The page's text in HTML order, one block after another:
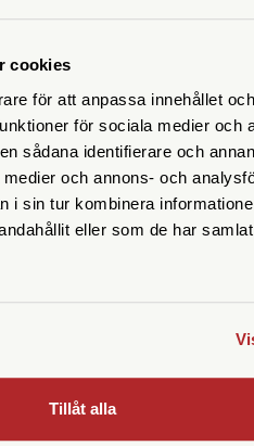
cookies
för att anpassa innehållet
för sociala medier och
sådana identifierare och
och annons- och
i sin tur kombinera
eller som de har
Tillåt alla
Squarehood
119 SEK